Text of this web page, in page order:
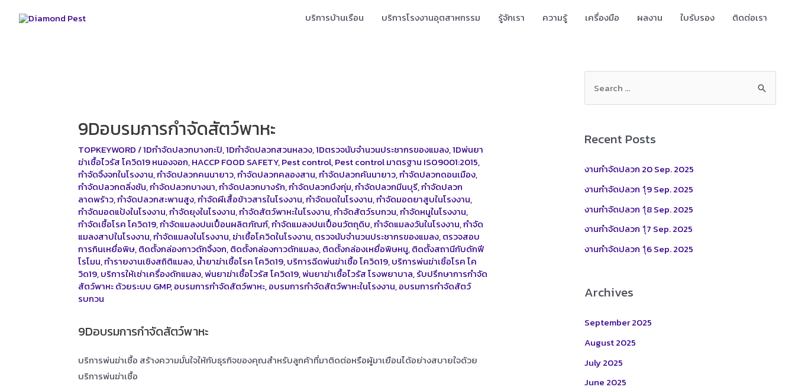
บริการบ้านเรือน บริการโรงงานอุตสาหกรรม รู้จักเรา ความรู้ เครื่องมือ ผลงาน ใบรับรอง ติดต่อเรา
9Dอบรมการกำจัดสัตว์พาหะ
TOPKEYWORD/1Dกำจัดปลวกบางกะปิ,1Dกำจัดปลวกสวนหลวง,1Dตรวจนับจำนวนประชากรของแมลง,1Dพ่นยา
ฆ่าเชื้อไวรัส โควิด19 หนองจอก,HACCP FOOD SAFETY,Pest control,Pest control มาตรฐาน ISO9001:2015,
กำจัดจิ้งจกในโรงงาน,กำจัดปลวกคนนายาว,กำจัดปลวกคลองสาน,กำจัดปลวกคันนายาว,กำจัดปลวกดอนเมือง,
กำจัดปลวกตลิ่งชัน,กำจัดปลวกบางนา,กำจัดปลวกบางรัก,กำจัดปลวกบึงกุ่ม,กำจัดปลวกมีนบุรี,กำจัดปลวก
ลาดพร้าว,กำจัดปลวกสะพานสูง,กำจัดผีเสื้อข้าวสารในโรงงาน,กำจัดมดในโรงงาน,กำจัดมอดยาสูบในโรงงาน,
กำจัดมอดแป้งในโรงงาน,กำจัดยุงในโรงงาน,กำจัดสัตว์พาหะในโรงงาน,กำจัดสัตว์รบกวน,กำจัดหนูในโรงงาน,
กำจัดเชื้อโรค โควิด19,กำจัดแมลงปนเปื้อนผลิตภัณฑ์,กำจัดแมลงปนเปื้อนวัตถุดิบ,กำจัดแมลงวันในโรงงาน,กำจัด
แมลงสาปในโรงงาน,กำจัดแมลงในโรงงาน,ฆ่าเชื้อโควิดในโรงงาน,ตรวจนับจำนวนประชากรของแมลง,ตรวจสอบ
การกินเหยื่อพิษ,ติดตั้งกล่องกาวดักจิ้งจก,ติดตั้งกล่องกาวดักแมลง,ติดตั้งกล่องเหยื่อพิษหนู,ติดตั้งสถานีกับดักฟี
โรโมน,ทำรายงานเชิงสถิติแมลง,น้ำยาฆ่าเชื้อโรค โควิด19,บริการฉีดพ่นฆ่าเชื้อ โควิด19,บริการพ่นฆ่าเชิ้อโรค โค
วิด19,บริการให้เช่าเครื่องดักแมลง,พ่นยาฆ่าเชื้อไวรัส โควิด19,พ่นยาฆ่าเชื้อไวรัส โรงพยาบาล,รับปรึกษาการกำจัด
สัตว์พาหะ ด้วยระบบ GMP,อบรมการกำจัดสัตว์พาหะ,อบรมการกำจัดสัตว์พาหะในโรงงาน,อบรมการกำจัดสัตว์
รบกวน
9Dอบรมการกำจัดสัตว์พาหะ
บริการพ่นฆ่าเชื้อ สร้างความมั่นใจให้กับธุรกิจของคุณสำหรับลูกค้าที่มาติดต่อหรือผู้มาเยือนได้อย่างสบายใจด้วย
บริการพ่นฆ่าเชื้อ
r
h
f
Recent Posts
งานกำจัดปลวก 20 Sep. 2025
งานกำจัดปลวก 1ุ9 Sep. 2025
งานกำจัดปลวก 1ุ8 Sep. 2025
งานกำจัดปลวก 1ุ7 Sep. 2025
งานกำจัดปลวก 1ุ6 Sep. 2025
Archives
September 2025
August 2025
July 2025
June 2025